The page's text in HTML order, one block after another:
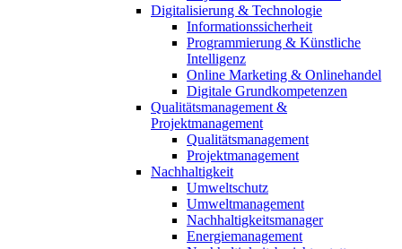
Digitalisierung & Technologie
Informationssicherheit
Programmierung & Künstliche
Intelligenz
Online Marketing & Onlinehandel
Digitale Grundkompetenzen
Qualitätsmanagement &
Projektmanagement
Qualitätsmanagement
Projektmanagement
Nachhaltigkeit
Umweltschutz
Umweltmanagement
Nachhaltigkeitsmanager
Energiemanagement